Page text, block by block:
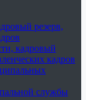
резерв,
кадровый
кадров
службы